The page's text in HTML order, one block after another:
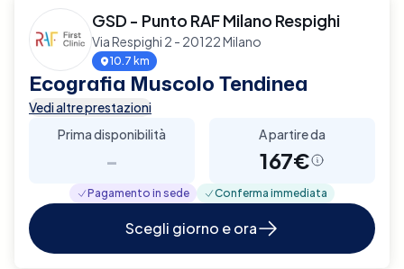
GSD - Punto RAF Milano Respighi
Via Respighi 2 - 20122 Milano
10.7 km
Ecografia Muscolo Tendinea
Vedi altre prestazioni
Prima disponibilità
-
A partire da
167€
Pagamento in sede Conferma immediata
Scegli giorno e ora